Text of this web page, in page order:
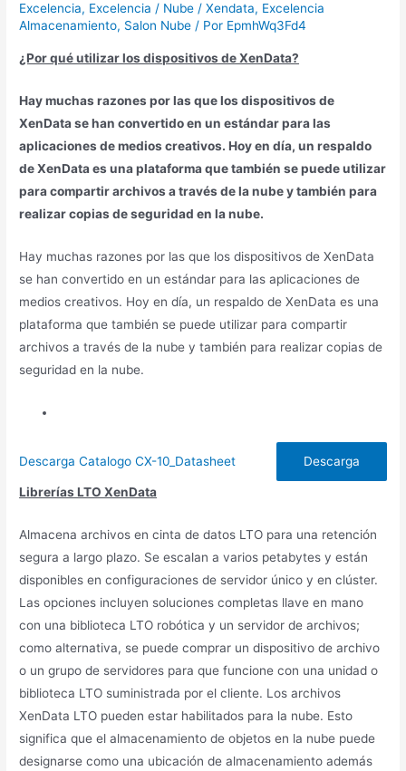
Excelencia, Excelencia / Nube / Xendata, Excelencia
Almacenamiento, Salon Nube / Por EpmhWq3Fd4
¿Por qué utilizar los dispositivos de XenData?
Hay muchas razones por las que los dispositivos de
XenData se han convertido en un estándar para las
aplicaciones de medios creativos. Hoy en día, un respaldo
de XenData es una plataforma que también se puede utilizar
para compartir archivos a través de la nube y también para
realizar copias de seguridad en la nube.
Hay muchas razones por las que los dispositivos de XenData
se han convertido en un estándar para las aplicaciones de
medios creativos. Hoy en día, un respaldo de XenData es una
plataforma que también se puede utilizar para compartir
archivos a través de la nube y también para realizar copias de
seguridad en la nube.
Descarga Catalogo CX-10_Datasheet Descarga
Librerías LTO XenData
Almacena archivos en cinta de datos LTO para una retención
segura a largo plazo. Se escalan a varios petabytes y están
disponibles en configuraciones de servidor único y en clúster.
Las opciones incluyen soluciones completas llave en mano
con una biblioteca LTO robótica y un servidor de archivos;
como alternativa, se puede comprar un dispositivo de archivo
o un grupo de servidores para que funcione con una unidad o
biblioteca LTO suministrada por el cliente. Los archivos
XenData LTO pueden estar habilitados para la nube. Esto
significa que el almacenamiento de objetos en la nube puede
designarse como una ubicación de almacenamiento además